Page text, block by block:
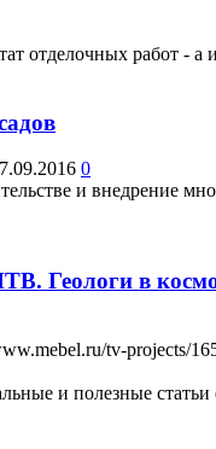
отделочных работ -
0
и внедрение
Геологи в
tv-projects/
и полезные